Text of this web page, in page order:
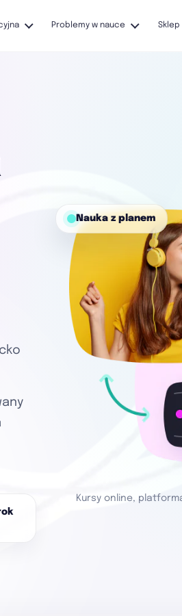
Problemy w nauce Sklep
Nauka z planem
Kursy online,